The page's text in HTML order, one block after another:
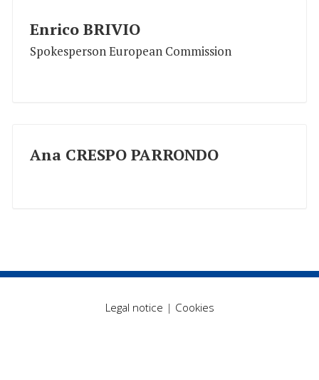
Enrico BRIVIO
Spokesperson European Commission
Ana CRESPO PARRONDO
Legal notice | Cookies